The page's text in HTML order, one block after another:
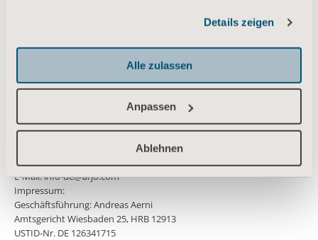
Details zeigen
Alle zulassen
Anpassen
Ablehnen
Arjo Deutschland GmbH
Peter-Sander-Str. 10
Telefon: +49 6134 186 0
E-Mail: info-de@arjo.com
Impressum:
Geschäftsführung: Andreas Aerni
Amtsgericht Wiesbaden 25, HRB 12913
USTID-Nr. DE 126341715